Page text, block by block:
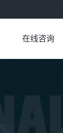
在线咨询